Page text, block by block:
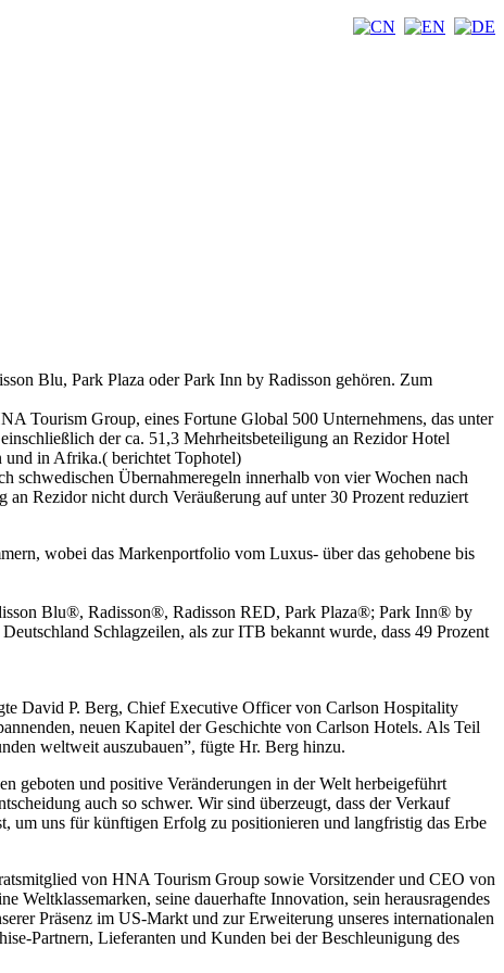
Blu, Park Plaza oder Park Inn by Radisson gehören. Zum
Tourism Group, eines Fortune Global 500 Unternehmens, das unter
der ca. 51,3 Mehrheitsbeteiligung an Rezidor Hotel
und in Afrika.( berichtet Tophotel)
Übernahmeregeln innerhalb von vier Wochen nach
Rezidor nicht durch Veräußerung auf unter 30 Prozent reduziert
wobei das Markenportfolio vom Luxus- über das gehobene bis
Blu®, Radisson®, Radisson RED, Park Plaza®; Park Inn® by
Schlagzeilen, als zur ITB bekannt wurde, dass 49 Prozent
David P. Berg, Chief Executive Officer von Carlson Hospitality
neuen Kapitel der Geschichte von Carlson Hotels. Als Teil
weltweit auszubauen”, fügte Hr. Berg hinzu.
geboten und positive Veränderungen in der Welt herbeigeführt
auch so schwer. Wir sind überzeugt, dass der Verkauf
um uns für künftigen Erfolg zu positionieren und langfristig das Erbe
von HNA Tourism Group sowie Vorsitzender und CEO von
seine dauerhafte Innovation, sein herausragendes
Präsenz im US-Markt und zur Erweiterung unseres internationalen
Partnern, Lieferanten und Kunden bei der Beschleunigung des